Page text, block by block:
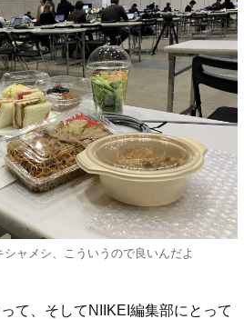
シャメシ、こういうので良いんだよ
て、そしてNIIKEI編集部にとって